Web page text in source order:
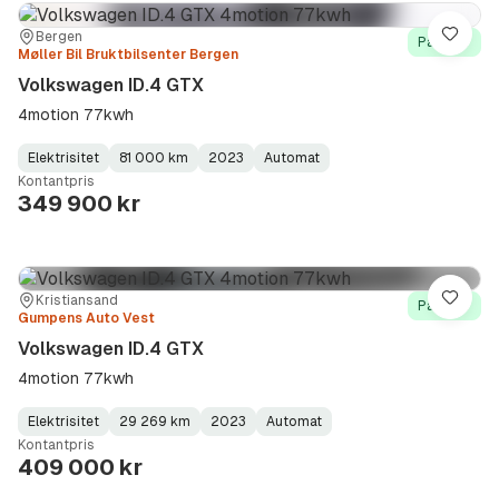
Sted:Bergen
Forhandler:
Møller Bil Bruktbilsenter Bergen
På lager
Volkswagen ID.4 GTX
4motion 77kwh
Fuel
Type:
Elektrisitet
Kilometerstand:
81 000 km
Model
Year:
2023
Gearbox
Type:
Automat
Kontantpris
349 900 kr
Lagre
Sted:Kristiansand
Forhandler:
Gumpens Auto Vest
På lager
Volkswagen ID.4 GTX
4motion 77kwh
Fuel
Type:
Elektrisitet
Kilometerstand:
29 269 km
Model
Year:
2023
Gearbox
Type:
Automat
Kontantpris
409 000 kr
Lagre